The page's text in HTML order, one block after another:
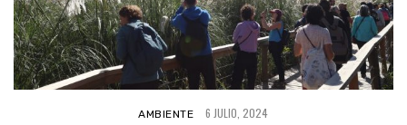
AMBIENTE 6 JULIO, 2024